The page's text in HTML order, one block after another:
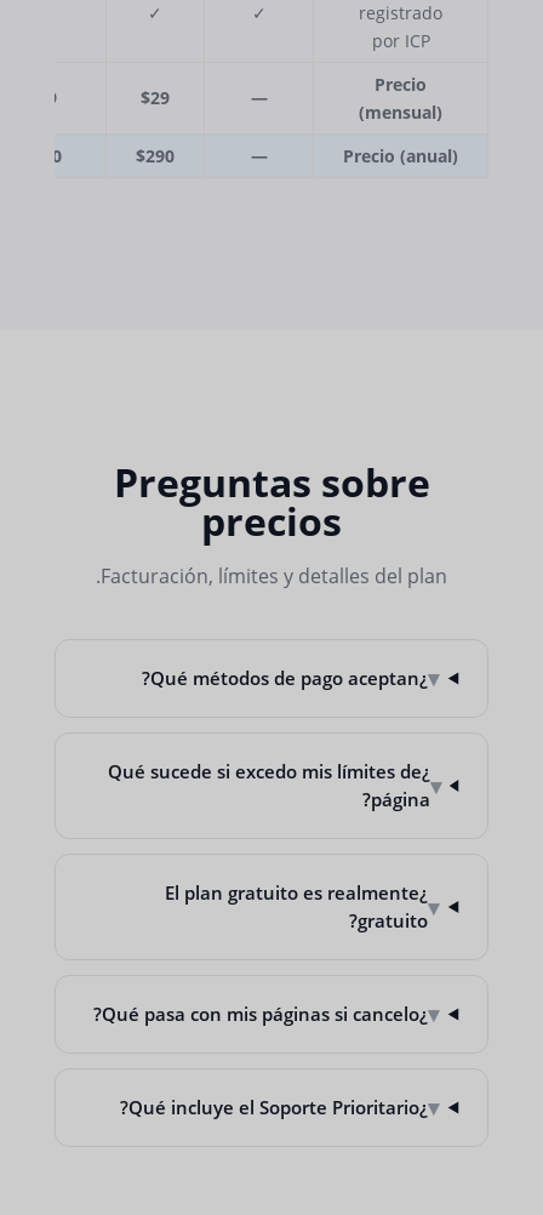
registrado
por ICP
✓
✓
Precio
(mensual)
—
$29
$79
Precio (anual)
—
$290
$790
Preguntas sobre
precios
Facturación, límites y detalles del plan.
▾
¿Qué métodos de pago aceptan?
▾
¿Qué sucede si excedo mis límites de
página?
▾
¿El plan gratuito es realmente
gratuito?
▾
¿Qué pasa con mis páginas si cancelo?
▾
¿Qué incluye el Soporte Prioritario?